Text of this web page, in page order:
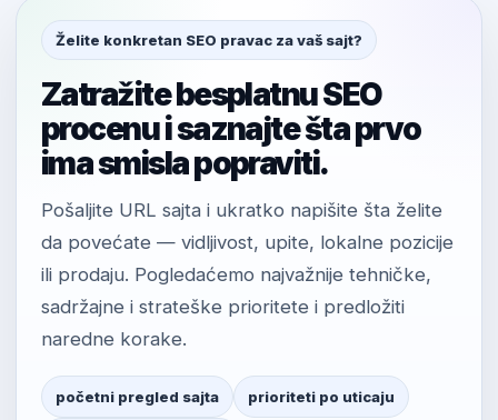
Želite konkretan SEO pravac za vaš sajt?
Zatražite besplatnu SEO
procenu i saznajte šta prvo
ima smisla popraviti.
Pošaljite URL sajta i ukratko napišite šta želite
da povećate — vidljivost, upite, lokalne pozicije
ili prodaju. Pogledaćemo najvažnije tehničke,
sadržajne i strateške prioritete i predložiti
naredne korake.
početni pregled sajta prioriteti po uticaju